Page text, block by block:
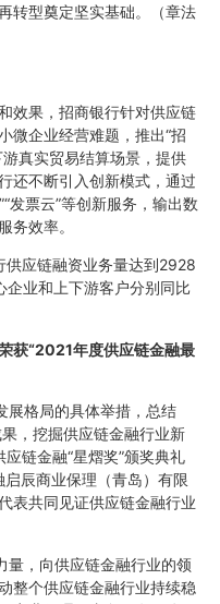
转型奠定坚实基础。（章法
效果，招商银行针对供应链
微企业经营难题，推出“招
真实贸易结算场景，提供
还不断引入创新模式，通过
发票云”等创新服务，输出数
务效率。
应链融资业务量达到2928
业和上下游客户分别同比
获“2021年度供应链金融最
展格局的具体举措，总结
，挖掘供应链金融行业新
链金融“星熠奖”颁奖典礼
辰商业保理（青岛）有限
表共同见证供应链金融行业
量，向供应链金融行业的领
整个供应链金融行业持续稳